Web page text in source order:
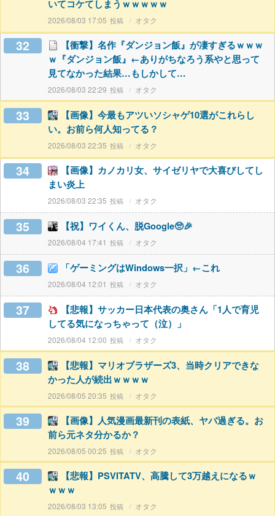
いてコケてしまうｗｗｗｗｗ
2026/08/03 17:05 オタク
32
【衝撃】名作『ダンジョン飯』が凄すぎるｗｗｗ
ｗ『ダンジョン飯』←ありがちなろう系やと思って
見てなかった結果…もしかして…
2026/08/03 22:29 オタク
33
【画像】今最もアツいソシャゲ10選がこれらし
い。お前ら何人知ってる？
2026/08/03 22:35 オタク
34
【画像】カノカリ女、サイゼリヤで大喜びしてし
まい炎上
2026/08/03 22:35 オタク
35 【祝】ワイくん、脱Google🥺🎉
2026/08/04 17:41 オタク
36 「ゲーミングはWindows一択」←これ
2026/08/04 12:01 オタク
37
【悲報】サッカー日本代表の奥さん「1人で育児
してる気になっちゃって（泣）」
2026/08/04 12:00 オタク
38
【悲報】マリオブラザーズ3、当時クリアできな
かった人が続出ｗｗｗｗ
2026/08/05 20:35 オタク
39
【画像】人気漫画最新刊の表紙、ヤバ過ぎる。お
前ら元ネタ分かるか？
2026/08/05 00:25 オタク
40
【悲報】PSVITATV、高騰して3万越えになるｗ
ｗｗｗ
2026/08/03 13:05 オタク